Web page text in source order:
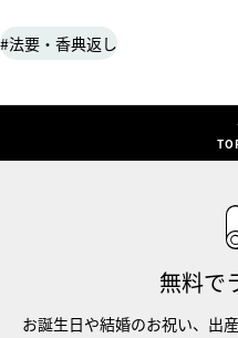
法要・香典返し
無料で
お誕生日や結婚のお祝い、出